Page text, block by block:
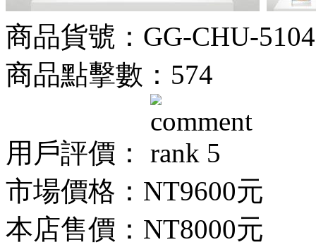
商品貨號：GG-CHU-
商品點擊數：574
用戶評價：
市場價格： NT9600元
本店售價： NT8000元